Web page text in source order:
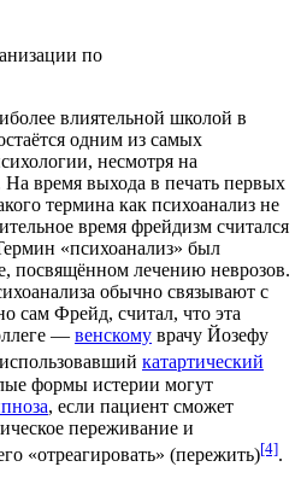
по
влиятельной школой в
одним из самых
несмотря на
На время выхода в печать первых
термина как психоанализ не
время фрейдизм считался
«психоанализ» был
посвящённом лечению неврозов.
обычно связывают с
сам Фрейд, считал, что эта
— венскому врачу Йозефу
катартический
формы истерии могут
, если пациент сможет
переживание и
«отреагировать» (пережить)[4].